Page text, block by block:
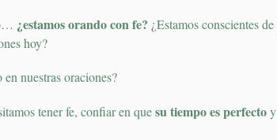
¿estamos orando con fe? ¿Estamos conscientes
hoy?
nuestras oraciones?
tener fe, confiar en quesu tiempo es perfecto